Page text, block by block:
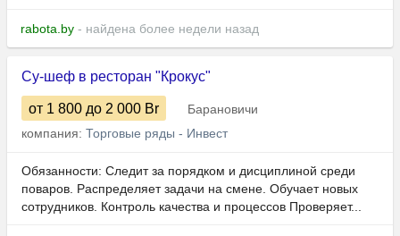
rabota.by - найдена более недели назад
Су-шеф в ресторан "Крокус"
от 1 800 до 2 000 Br
Барановичи
компания: Торговые ряды - Инвест
Обязанности: Следит за порядком и дисциплиной среди
поваров. Распределяет задачи на смене. Обучает новых
сотрудников. Контроль качества и процессов Проверяет...